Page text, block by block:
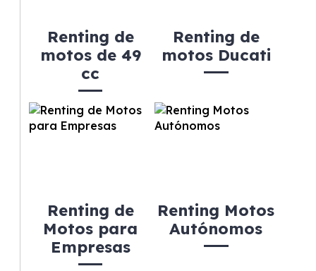
Renting de
motos de 49
cc
Renting de
motos Ducati
Renting de
Motos para
Empresas
Renting Motos
Autónomos